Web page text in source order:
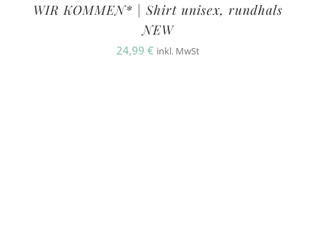
WIR KOMMEN* | Shirt unisex, rundhals
NEW
24,99 € inkl. MwSt